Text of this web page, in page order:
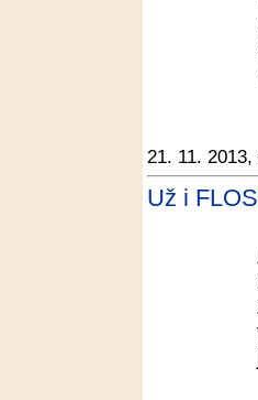
21. 11. 2013,
Už i